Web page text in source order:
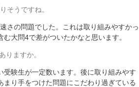
そうですね。
さの問題でした。これは取り組みやすかっ
大問4で差がついたかなと思います。
りますか。
験生が一定数います。後に取り組みやす
り手をつけた問題にこだわり過ぎている